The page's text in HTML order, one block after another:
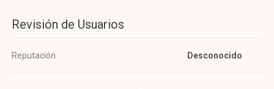
Revisión de Usuarios
Reputación Desconocido